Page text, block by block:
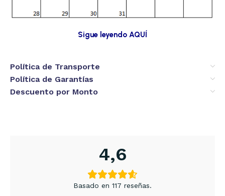
Sigue leyendo AQUÍ
Política de Transporte
Política de Garantías
Descuento por Monto
4,6
Basado en 117 reseñas.